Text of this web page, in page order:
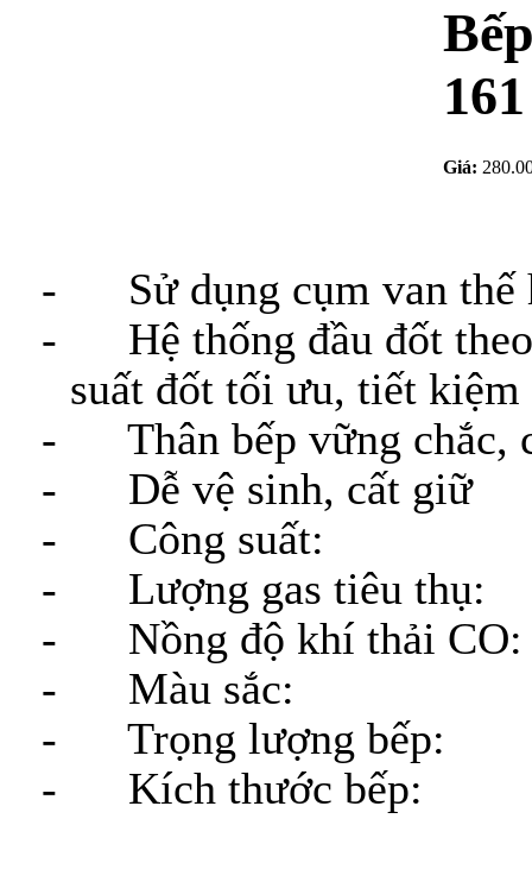
161
Giá:
- Sử dụng cụm van thế
- Hệ thống đầu đốt theo
suất đốt tối ưu, tiết
- Thân bếp vững chắc,
- Dễ vệ sinh, cất giữ
- Công suất: 3.1
- Lượng gas tiêu thụ:
- Nồng độ khí thải
- Màu sắc: Inox,
- Trọng lượng bếp:
- Kích thước bếp: C